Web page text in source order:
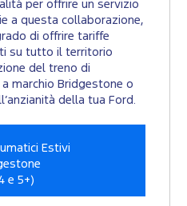
per offrire un servizio
a questa collaborazione,
di offrire tariffe
su tutto il territorio
del treno di
marchio Bridgestone o
della tua Ford.
Estivi
e 5+)